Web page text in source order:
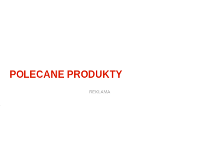
POLECANE PRODUKTY
REKLAMA